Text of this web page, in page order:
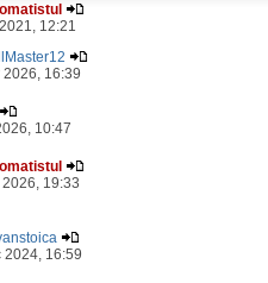
12:21
2026, 16:39
10:47
19:33
2024, 16:59